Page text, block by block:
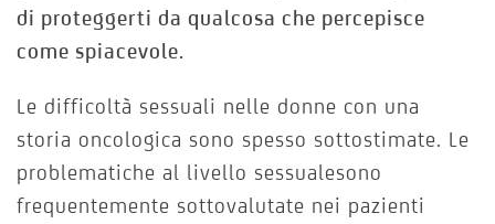
di proteggerti da qualcosa che percepisce
come spiacevole.
Le difficoltà sessuali nelle donne con una
storia oncologica sono spesso sottostimate. Le
problematiche al livello sessualesono
frequentemente sottovalutate nei pazienti